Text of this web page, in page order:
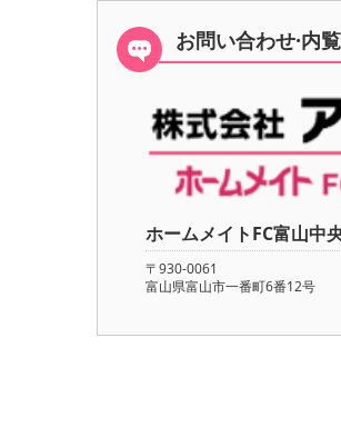
お問い合わせ·内
ホームメイトFC富山中
〒930-0061
富山県富山市一番町6番12号